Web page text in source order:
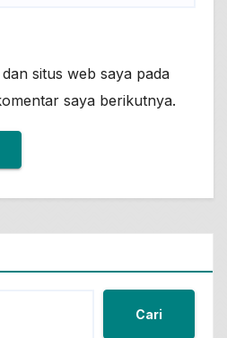
situs web saya pada
saya berikutnya.
Cari